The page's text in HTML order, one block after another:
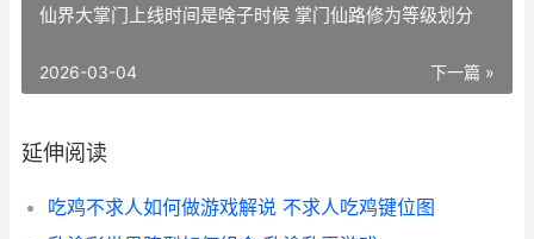
仙界大掌门上线时间是啥子时候 掌门仙路修为等级划分
下一篇 »
2026-03-04
延伸阅读
吃鸡不求人如何做游戏解说 不求人吃鸡键位图